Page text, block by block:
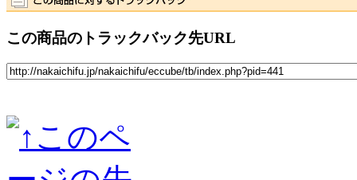
この商品のトラックバック先URL